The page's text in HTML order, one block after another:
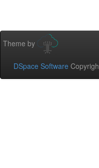
Theme by
DSpace Software